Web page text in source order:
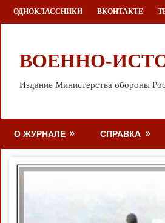
Перейти
к
ОДНОКЛАССНИКИ ВКОНТАКТЕ
ВОЕННО-
Издание Министерства обороны
О ЖУРНАЛЕ СПРАВКА